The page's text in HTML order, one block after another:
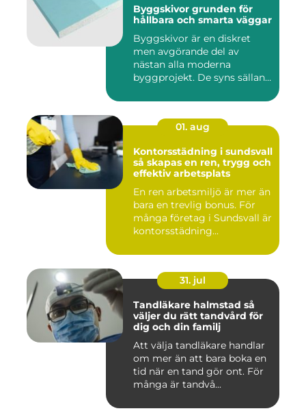
Byggskivor grunden för
hållbara och smarta väggar
Byggskivor är en diskret
men avgörande del av
nästan alla moderna
byggprojekt. De syns sällan
01. aug
Kontorsstädning i sundsvall
så skapas en ren, trygg och
effektiv arbetsplats
En ren arbetsmiljö är mer än
bara en trevlig bonus. För
många företag i Sundsvall är
kontorsstädning...
31. jul
Tandläkare halmstad så
väljer du rätt tandvård för
dig och din familj
Att välja tandläkare handlar
om mer än att bara boka en
tid när en tand gör ont. För
många är tandvå...